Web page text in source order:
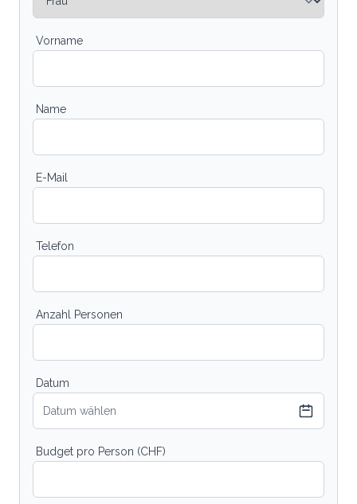
Vorname
Name
E-Mail
Telefon
Anzahl Personen
Datum
Datum wählen
Budget pro Person (CHF)